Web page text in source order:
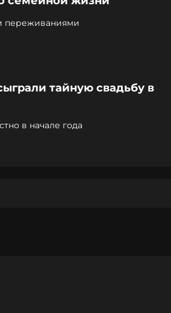
переживаниями
тайную свадьбу в
в начале года